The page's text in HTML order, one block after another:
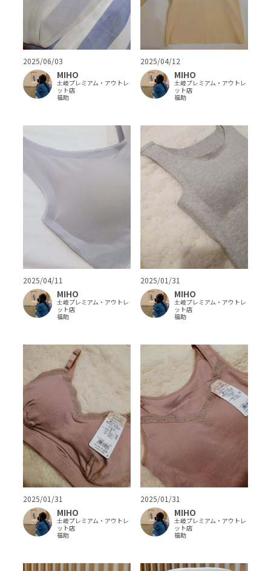
2025/06/03
MIHO
土岐プレミアム・アウトレ
ット店
福助
2025/04/12
MIHO
土岐プレミアム・アウトレ
ット店
福助
2025/04/11
MIHO
土岐プレミアム・アウトレ
ット店
福助
2025/01/31
MIHO
土岐プレミアム・アウトレ
ット店
福助
2025/01/31
MIHO
土岐プレミアム・アウトレ
ット店
福助
2025/01/31
MIHO
土岐プレミアム・アウトレ
ット店
福助